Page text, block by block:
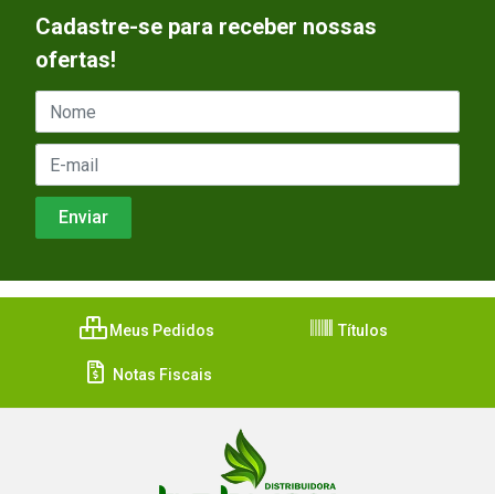
Cadastre-se para receber nossas
ofertas!
Meus Pedidos Títulos
Notas Fiscais